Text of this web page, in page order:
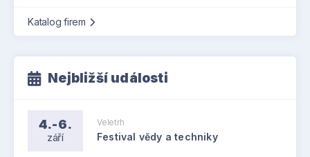
Katalog firem
Nejbližší události
4.-6.
září
Veletrh
Festival vědy a techniky